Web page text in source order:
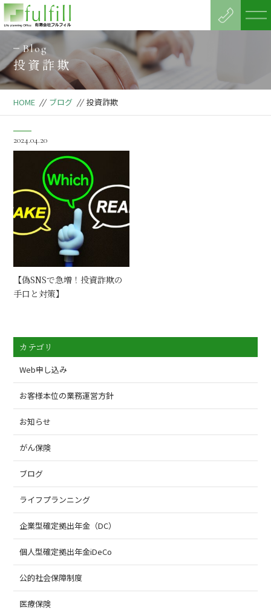
Blog
投資詐欺
HOME // ブログ // 投資詐欺
2024.04.20
【偽SNSで急増！投資詐欺の
手口と対策】
カテゴリ
Web申し込み
お客様本位の業務運営方針
お知らせ
がん保険
ブログ
ライフプランニング
企業型確定拠出年金（DC）
個人型確定拠出年金iDeCo
公的社会保障制度
医療保険